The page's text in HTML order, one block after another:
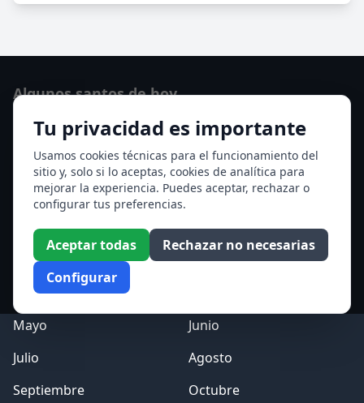
Tu privacidad es importante
Usamos cookies técnicas para el funcionamiento del
sitio y, solo si lo aceptas, cookies de analítica para
mejorar la experiencia. Puedes aceptar, rechazar o
configurar tus preferencias.
Aceptar todas
Rechazar no necesarias
Configurar
Algunos santos de hoy
San Cayetano de Thiene
San Sixto II papa
Ver todos los santos de hoy
Acceso a los Meses
Enero
Febrero
Marzo
Mayo
Junio
Julio
Agosto
Septiembre
Octubre